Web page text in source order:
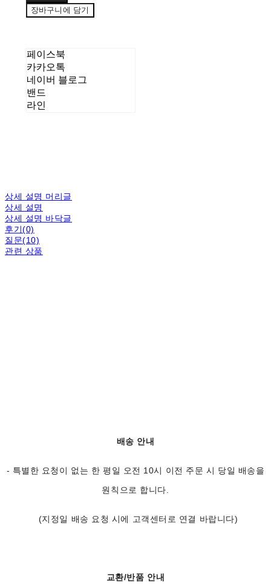
장바구니에 담기
페이스북
카카오톡
네이버 블로그
밴드
라인
상세 설명 머리글
상세 설명
상세 설명 바닥글
후기(0)
질문(10)
관련 상품
배송 안내
- 특별한 요청이 없는 한 평일 오전 10시 이전 주문 시 당일 배송을
원칙으로 합니다.
(지정일 배송 요청 시에 고객센터로 연결 바랍니다)
교환/반품 안내